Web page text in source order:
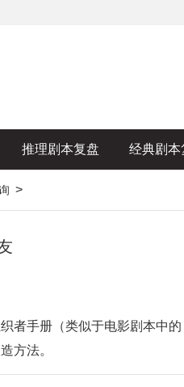
推理剧本复盘 经典剧本
>
者手册（类似于电影剧本中的
方法。